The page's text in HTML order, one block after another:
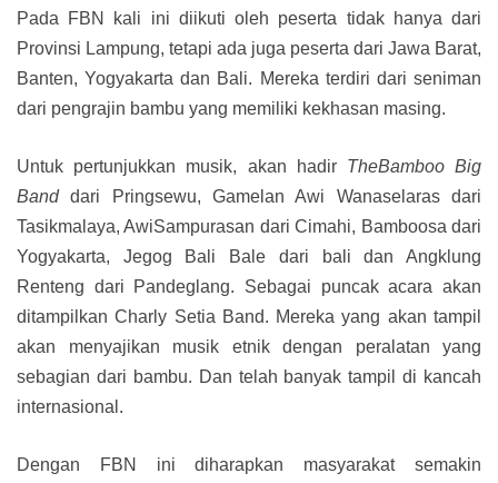
Pada FBN kali ini diikuti oleh peserta tidak hanya dari
Provinsi Lampung, tetapi ada juga peserta dari Jawa Barat,
Banten, Yogyakarta dan Bali. Mereka terdiri dari seniman
dari pengrajin bambu yang memiliki kekhasan masing.
Untuk pertunjukkan musik, akan hadir TheBamboo Big
Banddari Pringsewu, Gamelan Awi Wanaselaras dari
Tasikmalaya, AwiSampurasan dari Cimahi, Bamboosa dari
Yogyakarta, Jegog Bali Bale dari bali dan Angklung
Renteng dari Pandeglang. Sebagai puncak acara akan
ditampilkan Charly Setia Band. Mereka yang akan tampil
akan menyajikan musik etnik dengan peralatan yang
sebagian dari bambu. Dan telah banyak tampil di kancah
internasional.
Dengan FBN ini diharapkan masyarakat semakin